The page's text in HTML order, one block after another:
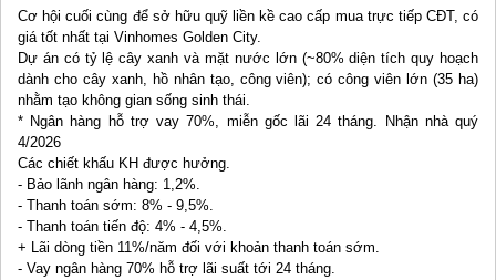
Cơ hội cuối cùng để sở hữu quỹ liền kề cao cấp mua trực tiếp CĐT, có
giá tốt nhất tại Vinhomes Golden City.
Dự án có tỷ lệ cây xanh và mặt nước lớn (~80% diện tích quy hoạch
dành cho cây xanh, hồ nhân tạo, công viên); có công viên lớn (35 ha)
nhằm tạo không gian sống sinh thái.
* Ngân hàng hỗ trợ vay 70%, miễn gốc lãi 24 tháng. Nhận nhà quý
4/2026
Các chiết khấu KH được hưởng.
- Bảo lãnh ngân hàng: 1,2%.
- Thanh toán sớm: 8% - 9,5%.
- Thanh toán tiến độ: 4% - 4,5%.
+ Lãi dòng tiền 11%/năm đối với khoản thanh toán sớm.
- Vay ngân hàng 70% hỗ trợ lãi suất tới 24 tháng.